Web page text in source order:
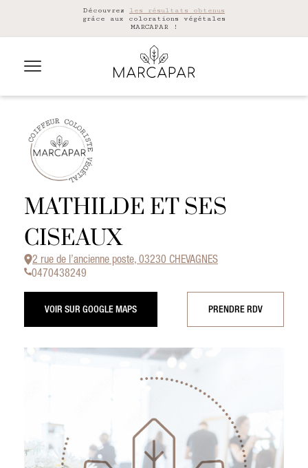
Découvrez les résultats obtenus
grâce aux colorations végétales
MARCAPAR !
MATHILDE ET SES
CISEAUX
2 rue de l’ancienne poste, 03230 CHEVAGNES
0470438249
VOIR SUR GOOGLE MAPS PRENDRE RDV